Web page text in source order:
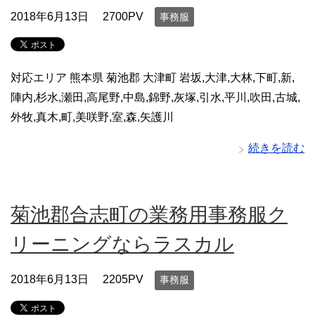
2018年6月13日 2700PV 事務服
対応エリア 熊本県 菊池郡 大津町 岩坂,大津,大林,下町,新,
陣内,杉水,瀬田,高尾野,中島,錦野,灰塚,引水,平川,吹田,古城,
外牧,真木,町,美咲野,室,森,矢護川
続きを読む
菊池郡合志町の業務用事務服ク
リーニングならラスカル
2018年6月13日 2205PV 事務服